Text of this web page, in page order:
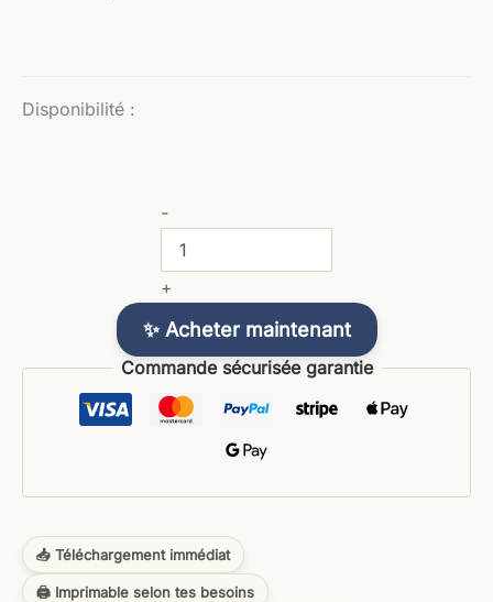
Disponibilité :
-
+
✨ Acheter maintenant
Commande sécurisée garantie
📥 Téléchargement immédiat
🖨️ Imprimable selon tes besoins